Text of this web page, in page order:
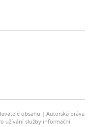
obsahu
Autorská práva
užívání služby informační